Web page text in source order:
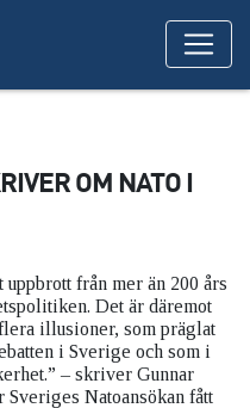
OM NATO I
från mer än 200 års
Det är däremot
illusioner, som präglat
i Sverige och som i
– skriver Gunnar
Natoansökan fått